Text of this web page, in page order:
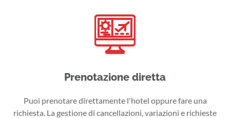
Prenotazione diretta
Puoi prenotare direttamente l'hotel oppure fare una
richiesta. La gestione di cancellazioni, variazioni e richieste